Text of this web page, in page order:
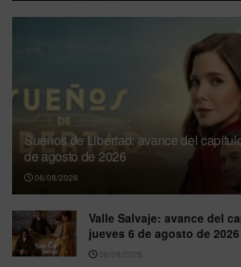
Sueños de Libertad: avance del
de agosto de 2026
06/08/2026
Valle Salvaje: avance del
jueves 6 de agosto de 2026
06/08/2026